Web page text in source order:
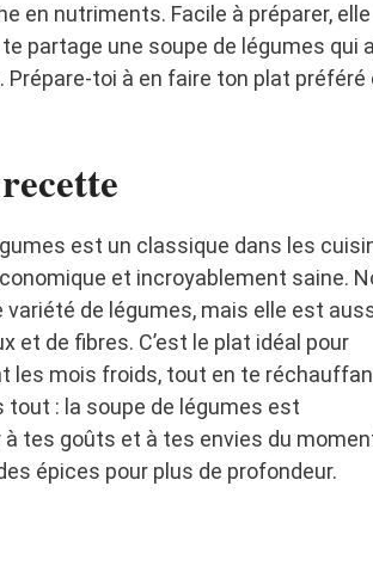
en nutriments. Facile à préparer,
partage une soupe de légumes qui
toi à en faire ton plat préféré
est un classique dans les
et incroyablement saine.
de légumes, mais elle est
et de fibres. C’est le plat idéal pour
les mois froids, tout en te
tout : la soupe de légumes est
tes goûts et à tes envies du
épices pour plus de profondeur.